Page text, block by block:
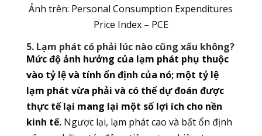
Ảnh trên: Personal Consumption Expenditures
Price Index – PCE
5. Lạm phát có phải lúc nào cũng xấu không?
Mức độ ảnh hưởng của lạm phát phụ thuộc
vào tỷ lệ và tính ổn định của nó; một tỷ lệ
lạm phát vừa phải và có thể dự đoán được
thực tế lại mang lại một số lợi ích cho nền
kinh tế.Ngược lại, lạm phát cao và bất ổn định